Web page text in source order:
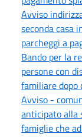
Avviso
seconda casa
parcheggi a
Bando per la
persone con
familiare dopo
Avviso -
anticipato alla
famiglie che